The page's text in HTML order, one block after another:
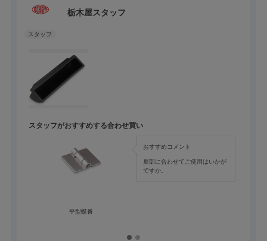
栃木屋スタッフ
スタッフがおすすめする合わせ買い
平型蝶番
おすすめコメント
扉部に合わせてご使用はいかが
ですか。